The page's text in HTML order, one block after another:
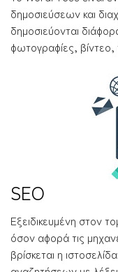
δημοσιεύσεων και
δημοσιεύονται
φωτογραφίες, βίντεο,
SEO
Εξειδικευμένη στον
όσον αφορά τις
βρίσκεται η